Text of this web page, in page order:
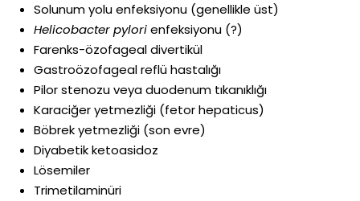
Solunum yolu enfeksiyonu (genellikle üst)
Helicobacter pylorienfeksiyonu (?)
Farenks-özofageal divertikül
Gastroözofageal reflü hastalığı
Pilor stenozu veya duodenum tıkanıklığı
Karaciğer yetmezliği (fetor hepaticus)
Böbrek yetmezliği (son evre)
Diyabetik ketoasidoz
Lösemiler
Trimetilaminüri